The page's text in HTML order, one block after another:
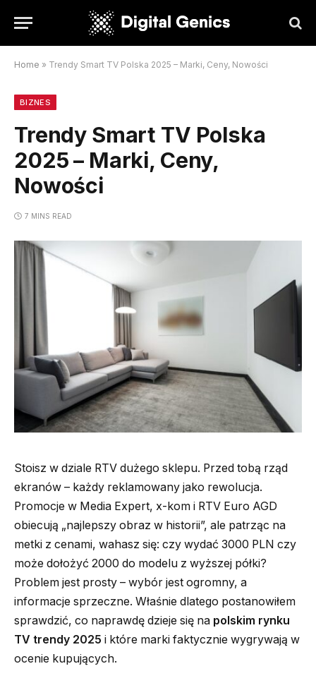
Home » Trendy Smart TV Polska 2025 – Marki, Ceny, Nowości
BIZNES
Trendy Smart TV Polska
2025 – Marki, Ceny,
Nowości
7 MINS READ
Stoisz w dziale RTV dużego sklepu. Przed tobą rząd
ekranów – każdy reklamowany jako rewolucja.
Promocje w Media Expert, x-kom i RTV Euro AGD
obiecują „najlepszy obraz w historii”, ale patrząc na
metki z cenami, wahasz się: czy wydać 3000 PLN czy
może dołożyć 2000 do modelu z wyższej półki?
Problem jest prosty – wybór jest ogromny, a
informacje sprzeczne. Właśnie dlatego postanowiłem
sprawdzić, co naprawdę dzieje się na polskim rynku
TV trendy 2025 i które marki faktycznie wygrywają w
ocenie kupujących.